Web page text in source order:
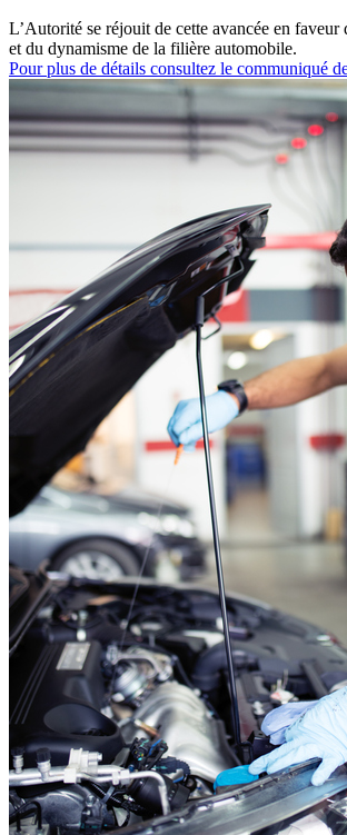
L’Autorité se réjouit de cette avancée en faveur
et du dynamisme de la filière automobile.
Pour plus de détails consultez le communiqué